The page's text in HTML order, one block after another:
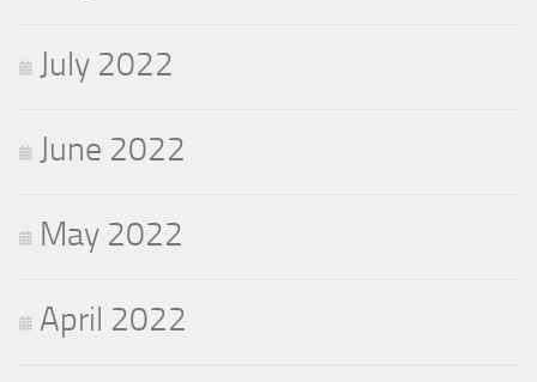
July 2022
June 2022
May 2022
April 2022